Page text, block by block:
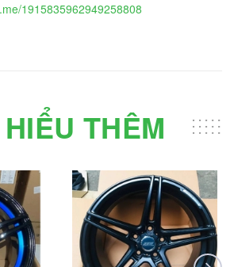
1915835962949258808
THÊM